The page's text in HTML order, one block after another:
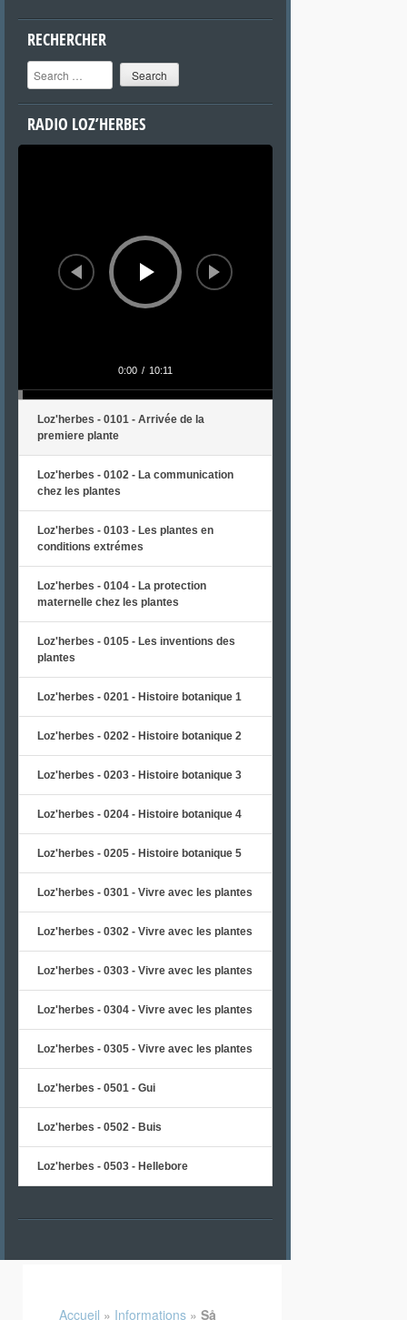
RECHERCHER
Search
RADIO LOZ’HERBES
Lecteur
0:00 / 10:11
Loz'herbes - 0101 - Arrivée de la
premiere plante
Loz'herbes - 0102 - La communication
chez les plantes
Loz'herbes - 0103 - Les plantes en
conditions extrémes
Loz'herbes - 0104 - La protection
maternelle chez les plantes
Loz'herbes - 0105 - Les inventions des
plantes
Loz'herbes - 0201 - Histoire botanique 1
Loz'herbes - 0202 - Histoire botanique 2
Loz'herbes - 0203 - Histoire botanique 3
Loz'herbes - 0204 - Histoire botanique 4
Loz'herbes - 0205 - Histoire botanique 5
Loz'herbes - 0301 - Vivre avec les plantes
Loz'herbes - 0302 - Vivre avec les plantes
Loz'herbes - 0303 - Vivre avec les plantes
Loz'herbes - 0304 - Vivre avec les plantes
Loz'herbes - 0305 - Vivre avec les plantes
Loz'herbes - 0501 - Gui
Loz'herbes - 0502 - Buis
Loz'herbes - 0503 - Hellebore
Accueil » Informations » Så